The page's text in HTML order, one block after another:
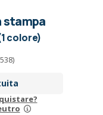
stampa
colore)